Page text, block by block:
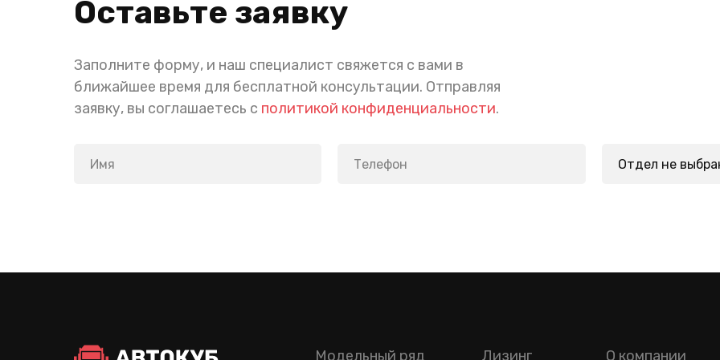
Оставьте заявку
Заполните форму, и наш специалист свяжется с вами в
ближайшее время для бесплатной консультации. Отправляя
заявку, вы соглашаетесь с политикой конфиденциальности.
Лизинг
Модельный ряд О компании